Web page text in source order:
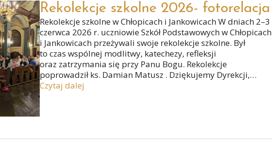
Rekolekcje szkolne 2026- fotorelacja
Rekolekcje szkolne w Chłopicach i Jankowicach W dniach 2–3
czerwca 2026 r. uczniowie Szkół Podstawowych w Chłopicach
i Jankowicach przeżywali swoje rekolekcje szkolne. Był
to czas wspólnej modlitwy, katechezy, refleksji
oraz zatrzymania się przy Panu Bogu. Rekolekcje
poprowadził ks. Damian Matusz . Dziękujemy Dyrekcji,…
Czytaj dalej